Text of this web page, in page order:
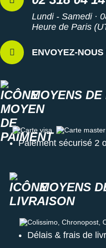
Lundi - Samedi ·
Heure de Paris
ENVOYEZ-
MOYENS DE
Carte visa Carte master
Paiement sécurisé 2
MOYENS
Colissimo, Chronopost,
Délais & frais de